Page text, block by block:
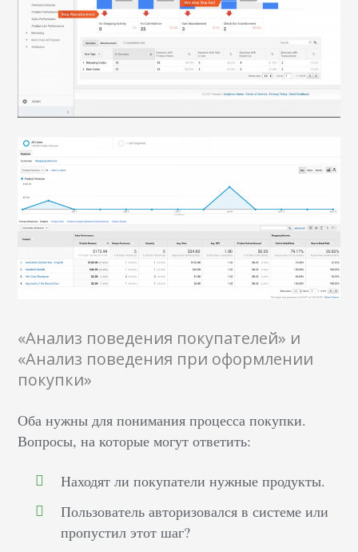
«Анализ поведения покупателей» и
«Анализ поведения при оформлении
покупки»
Оба нужны для понимания процесса покупки.
Вопросы, на которые могут ответить:
Находят ли покупатели нужные продукты.
Пользователь авторизовался в системе или
пропустил этот шаг?